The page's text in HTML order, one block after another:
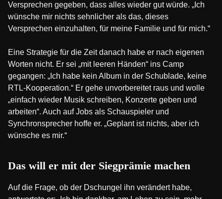
Versprechen gegeben, dass alles wieder gut würde. „Ich
wünsche mir nichts sehnlicher als das, dieses
Versprechen einzuhalten, für meine Familie und für mich.“
Eine Strategie für die Zeit danach habe er nach eigenen
Worten nicht. Er sei „mit leeren Händen“ ins Camp
gegangen: „Ich habe kein Album in der Schublade, keine
RTL-Kooperation.“ Er gehe unvorbereitet raus und wolle
„einfach wieder Musik schreiben, Konzerte geben und
arbeiten“. Auch auf Jobs als Schauspieler und
Synchronsprecher hoffe er. „Geplant ist nichts, aber ich
wünsche es mir.“
Das will er mit der Siegprämie machen
Auf die Frage, ob der Dschungel ihn verändert habe,